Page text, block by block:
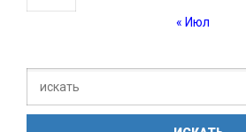
« Июл